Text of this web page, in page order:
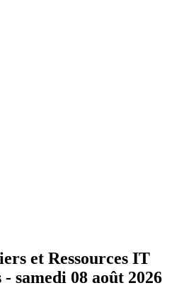
et Ressources IT
- samedi 08 août 2026